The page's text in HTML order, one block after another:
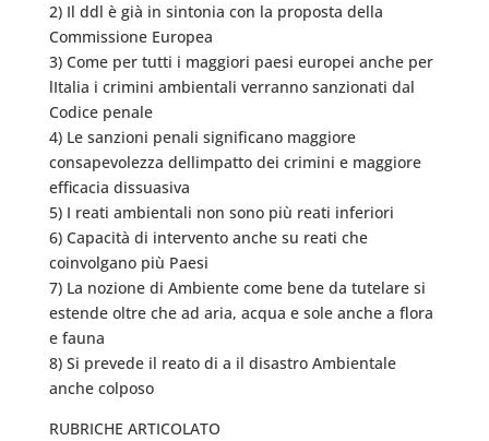
2) Il ddl è già in sintonia con la proposta della
Commissione Europea
3) Come per tutti i maggiori paesi europei anche per
lItalia i crimini ambientali verranno sanzionati dal
Codice penale
4) Le sanzioni penali significano maggiore
consapevolezza dellimpatto dei crimini e maggiore
efficacia dissuasiva
5) I reati ambientali non sono più reati inferiori
6) Capacità di intervento anche su reati che
coinvolgano più Paesi
7) La nozione di Ambiente come bene da tutelare si
estende oltre che ad aria, acqua e sole anche a flora
e fauna
8) Si prevede il reato di a il disastro Ambientale
anche colposo
RUBRICHE ARTICOLATO